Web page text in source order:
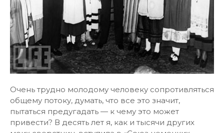
Очень трудно молодому человеку сопротивляться
общему потоку, думать, что все это значит,
пытаться предугадать — к чему это может
привести? В десять лет я, как и тысячи других